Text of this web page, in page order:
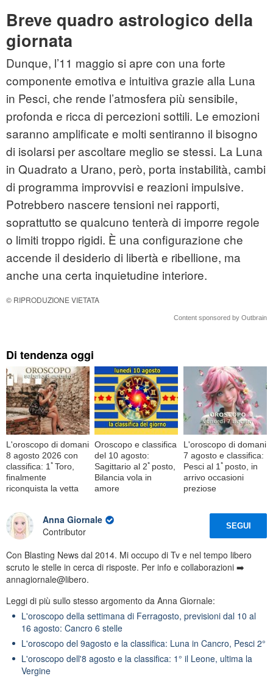
Breve quadro astrologico della
giornata
Dunque, l’11 maggio si apre con una forte
componente emotiva e intuitiva grazie alla Luna
in Pesci, che rende l’atmosfera più sensibile,
profonda e ricca di percezioni sottili. Le emozioni
saranno amplificate e molti sentiranno il bisogno
di isolarsi per ascoltare meglio se stessi. La Luna
in Quadrato a Urano, però, porta instabilità, cambi
di programma improvvisi e reazioni impulsive.
Potrebbero nascere tensioni nei rapporti,
soprattutto se qualcuno tenterà di imporre regole
o limiti troppo rigidi. È una configurazione che
accende il desiderio di libertà e ribellione, ma
anche una certa inquietudine interiore.
© RIPRODUZIONE VIETATA
Content sponsored by Outbrain
Di tendenza oggi
L'oroscopo di domani
8 agosto 2026 con
classifica: 1ﾟToro,
finalmente
riconquista la vetta
Oroscopo e classifica
del 10 agosto:
Sagittario al 2ﾟposto,
Bilancia vola in
amore
L'oroscopo di domani
7 agosto e classifica:
Pesci al 1ﾟposto, in
arrivo occasioni
preziose
Anna Giornale
Contributor
SEGUI
Con Blasting News dal 2014. Mi occupo di Tv e nel tempo libero
scruto le stelle in cerca di risposte. Per info e collaborazioni ➡️
annagiornale@libero.
Leggi di più sullo stesso argomento da Anna Giornale:
L'oroscopo della settimana di Ferragosto, previsioni dal 10 al
16 agosto: Cancro 6 stelle
L'oroscopo del 9agosto e la classifica: Luna in Cancro, Pesci 2°
L'oroscopo dell'8 agosto e la classifica: 1° il Leone, ultima la
Vergine